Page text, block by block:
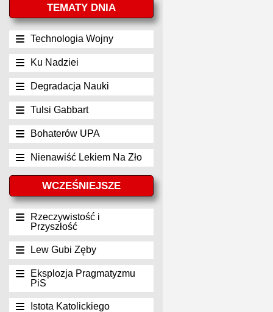
TEMATY DNIA
Technologia Wojny
Ku Nadziei
Degradacja Nauki
Tulsi Gabbart
Bohaterów UPA
Nienawiść Lekiem Na Zło
WCZEŚNIEJSZE
Rzeczywistość i
Przyszłość
Lew Gubi Zęby
Eksplozja Pragmatyzmu
PiS
Istota Katolickiego